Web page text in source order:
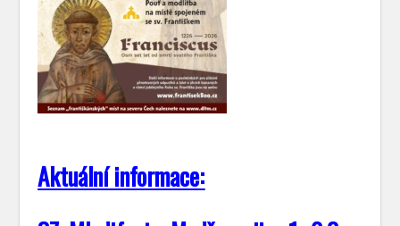
Aktuální informace: